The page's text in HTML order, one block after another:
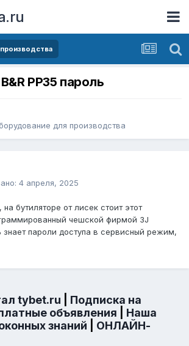
PP35 пароль
для производства
4 апреля, 2025
бутиляторе от лисек стоит этот
чешской фирмой 3J
знает пароли доступа в сервисный режим,
tybet.ru
Подписка на
объявления
Наша
знаний
ОНЛАЙН-